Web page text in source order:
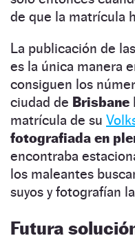
de que la matrícula
La publicación de las
es la única manera
consiguen los
ciudad de Brisbane
matrícula de su
fotografiada en
encontraba
los maleantes
suyos y fotografían
Futura